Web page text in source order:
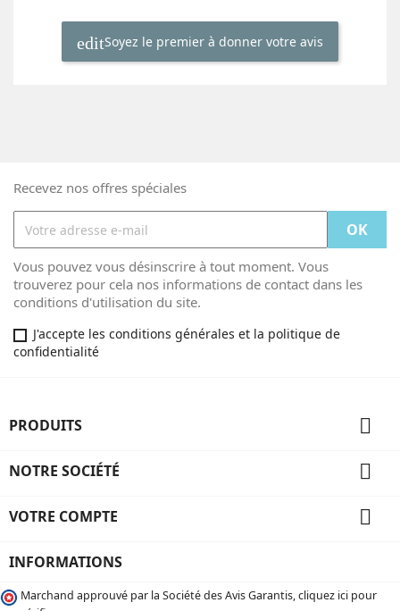
Soyez le premier à donner votre avis
Recevez nos offres spéciales
Vous pouvez vous désinscrire à tout moment. Vous
trouverez pour cela nos informations de contact dans les
conditions d'utilisation du site.
J'accepte les conditions générales et la politique de
confidentialité
PRODUITS 
NOTRE SOCIÉTÉ 
VOTRE COMPTE 
INFORMATIONS
Marchand approuvé par la Société des Avis Garantis, cliquez ici pour